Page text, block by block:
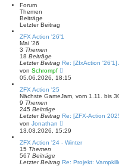
Forum
Themen
Beiträge
Letzter Beitrag
ZFX Action '26'1
Mai '26
3 Themen
18 Beiträge
Letzter Beitrag Re: [ZfxAction '26'1]
von Schrompf
e
u
s
r
e
i
g
05.06.2026, 18:15
ZFX Action '25
Nächste GameJam, vom 1.11. bis
9 Themen
245 Beiträge
Letzter Beitrag Re: [ZFX-Action
von Jonathan
e
u
e
e
13.03.2026, 15:29
ZFX Action '24 - Winter
15 Themen
567 Beiträge
Letzter Beitrag Re: Projekt: